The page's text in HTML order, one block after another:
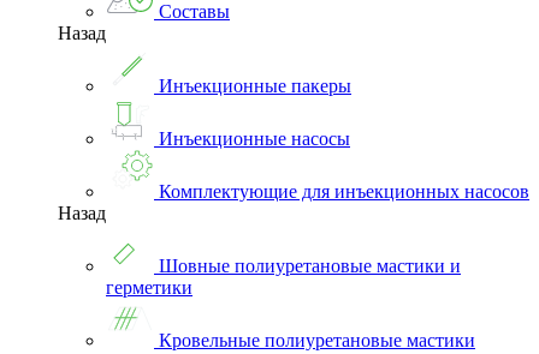
Составы
Назад
Инъекционные пакеры
Инъекционные насосы
Комплектующие для инъекционных насосов
Назад
Шовные полиуретановые мастики и
герметики
Кровельные полиуретановые мастики